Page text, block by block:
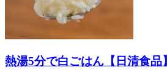
熱湯5分で白ごはん【日清食品